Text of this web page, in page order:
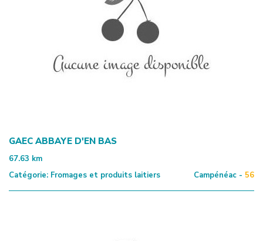
GAEC ABBAYE D'EN BAS
67.63 km
Catégorie: Fromages et produits laitiers Campénéac - 56